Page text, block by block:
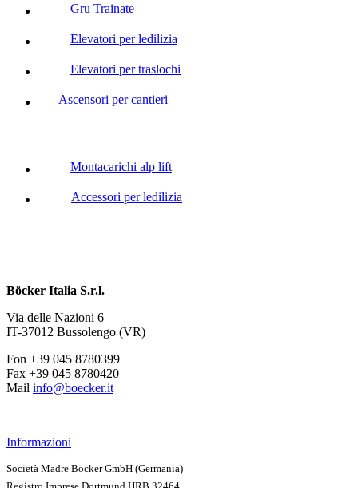
Gru Trainate
Elevatori per ledilizia
Elevatori per traslochi
Ascensori per cantieri
Montacarichi alp lift
Accessori per ledilizia
Böcker Italia S.r.l.
Via delle Nazioni 6
IT-37012 Bussolengo (VR)
Fon +39 045 8780399
Fax +39 045 8780420
Mail info@boecker.it
Informazioni
Società Madre Böcker GmbH (Germania)